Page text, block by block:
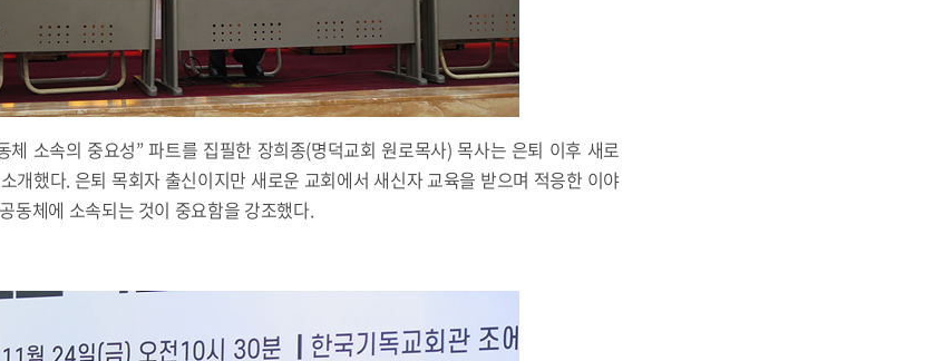
체 소속의 중요성” 파트를 집필한 장희종(명덕교회 원로목사) 목사는 은퇴 이후 새로
개했다. 은퇴 목회자 출신이지만 새로운 교회에서 새신자 교육을 받으며 적응한 이야
동체에 소속되는 것이 중요함을 강조했다.